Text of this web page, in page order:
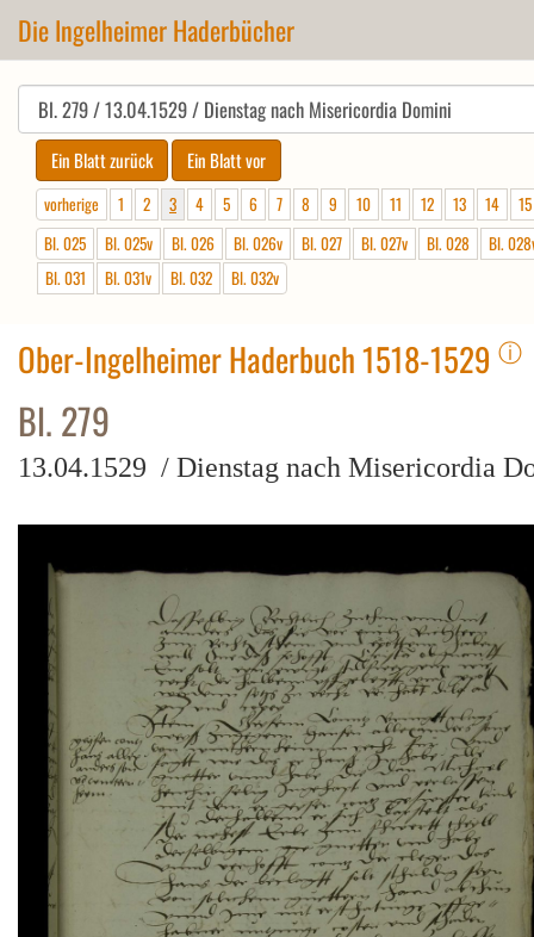
Die Ingelheimer Haderbücher
vorherige 1 2 3 4 5 6 7 8 9 10 11 12 13 14
15
Bl. 025
Bl. 025v Bl. 026 Bl. 026v Bl. 027 Bl. 027v Bl. 028
Bl.
Bl. 031
Bl. 031v Bl. 032 Bl. 032v
Ober-Ingelheimer Haderbuch 1518-1529 ⓘ
Bl. 279
13.04.1529 / Dienstag nach Misericordia